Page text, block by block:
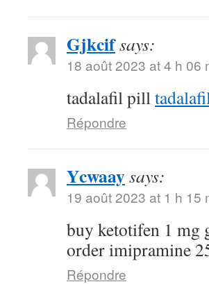
Gjkcifsays:
18 août 2023 at 4 h 06
tadalafil pill
Répondre
Ycwaaysays:
19 août 2023 at 1 h 15
buy ketotifen 1 mg
order imipramine
Répondre